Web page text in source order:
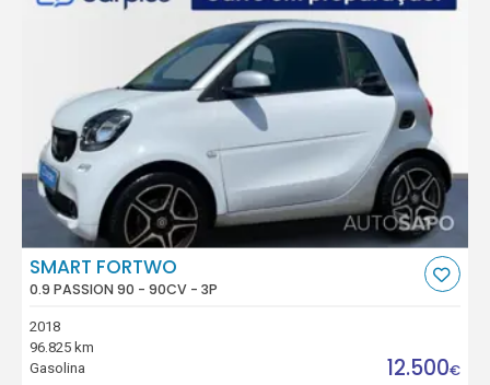
SMART FORTWO
0.9 PASSION 90 - 90CV - 3P
2018
96.825 km
Gasolina
12.500€